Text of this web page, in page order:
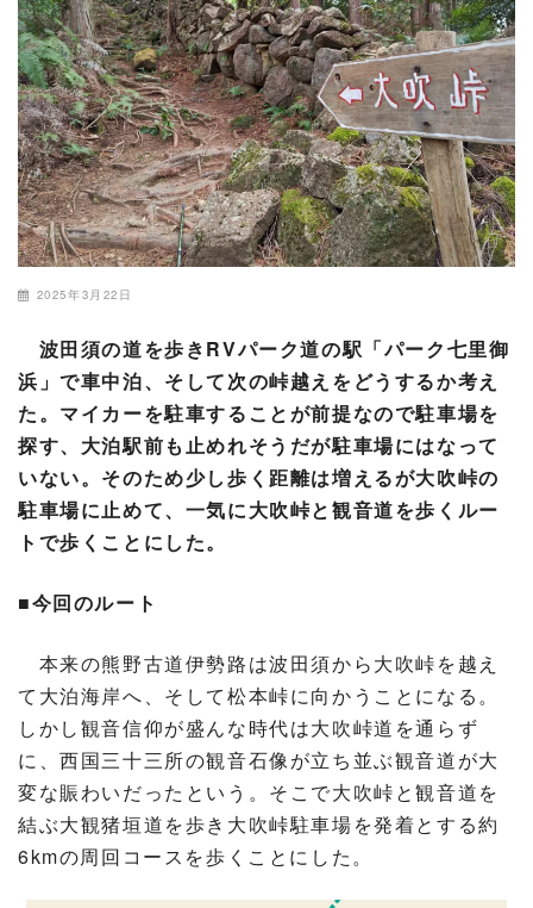
2025年3月22日
波田須の道を歩きRVパーク道の駅「パーク七里御
浜」で車中泊、そして次の峠越えをどうするか考え
た。マイカーを駐車することが前提なので駐車場を
探す、大泊駅前も止めれそうだが駐車場にはなって
いない。そのため少し歩く距離は増えるが大吹峠の
駐車場に止めて、一気に大吹峠と観音道を歩くルー
トで歩くことにした。
■今回のルート
本来の熊野古道伊勢路は波田須から大吹峠を越え
て大泊海岸へ、そして松本峠に向かうことになる。
しかし観音信仰が盛んな時代は大吹峠道を通らず
に、西国三十三所の観音石像が立ち並ぶ観音道が大
変な賑わいだったという。そこで大吹峠と観音道を
結ぶ大観猪垣道を歩き大吹峠駐車場を発着とする約
6kmの周回コースを歩くことにした。